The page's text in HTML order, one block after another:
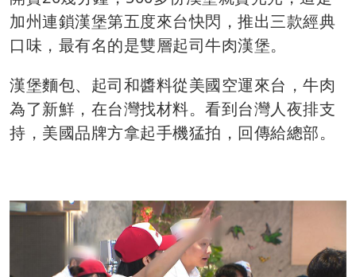
加州連鎖漢堡第五度來台快閃，推出三款經典
口味，最有名的是雙層起司牛肉漢堡。
漢堡麵包、起司和醬料從美國空運來台，牛肉
為了新鮮，在台灣找材料。看到台灣人夜排支
持，美國品牌方拿起手機猛拍，回傳給總部。